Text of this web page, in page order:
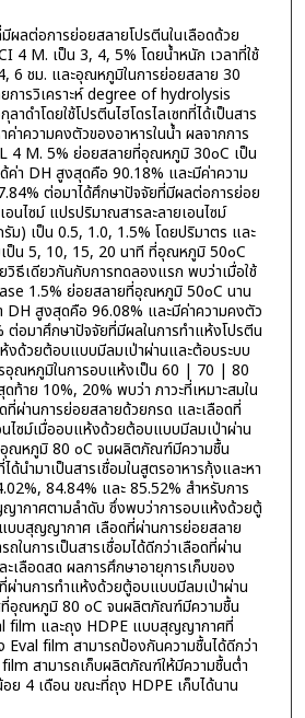
ผลต่อการย่อยสลายโปรตีนในเลือดด้วย
4 M. เป็น 3, 4, 5% โดยน้ำหนัก เวลาที่ใช้
6 ชม. และอุณหภูมิในการย่อยสลาย 30
การวิเคราะห์ degree of hydrolysis
ดำโดยใช้โปรตีนไฮโดรไลเซทที่ได้เป็นสาร
าความคงตัวของอาหารในน้ำ ผลจากการ
4 M. 5% ย่อยสลายที่อุณหภูมิ 30๐C เป็น
ค่า DH สูงสุดคือ 90.18% และมีค่าความ
ต่อมาได้ศึกษาปัจจัยที่มีผลต่อการย่อย
อนไซม์ แปรปริมาณสารละลายเอนไซม์
ม) เป็น 0.5, 1.0, 1.5% โดยปริมาตร และ
เป็น 5, 10, 15, 20 นาที ที่อุณหภูมิ 50๐C
ธีเดียวกันกับการทดลองแรก พบว่าเมื่อใช้
1.5% ย่อยสลายที่อุณหภูมิ 50๐C นาน
สูงสุดคือ 96.08% และมีค่าความคงตัว
ต่อมาศึกษาปัจจัยที่มีผลในการทำแห้งโปรตีน
ห้งด้วยต้อบแบบมีลมเป่าผ่านและต้อบระบบ
ณหภูมิในการอบแห้งเป็น 60 | 70 | 80
ท้าย 10%, 20% พบว่า ภาวะที่เหมาะสมใน
ที่ผ่านการย่อยสลายด้วยกรด และเลือดที่
ไซม์เมื่ออบแห้งด้วยต้อบแบบมีลมเป่าผ่าน
ณหภูมิ 80 ๐C จนผลิตภัณฑ์มีความชื้น
นำมาเป็นสารเชื่อมในสูตรอาหารกุ้งและหา
84.84% และ 85.52% สำหรับการ
กาศตามลำดับ ซึ่งพบว่าการอบแห้งด้วยตู้
บบสุญญากาศ เลือดที่ผ่านการย่อยสลาย
ถในการเป็นสารเชื่อมได้ดีกว่าเลือดที่ผ่าน
เลือดสด ผลการศึกษาอายุการเก็บของ
านการทำแห้งด้วยตู้อบแบบมีลมเป่าผ่าน
อุณหภูมิ 80 ๐C จนผลิตภัณฑ์มีความชื้น
film และถุง HDPE แบบสุญญากาศที่
film สามารถป้องกันความชื้นได้ดีกว่า
สามารถเก็บผลิตภัณฑ์ให้มีความชื้นต่ำ
ย 4 เดือน ขณะที่ถุง HDPE เก็บได้นาน